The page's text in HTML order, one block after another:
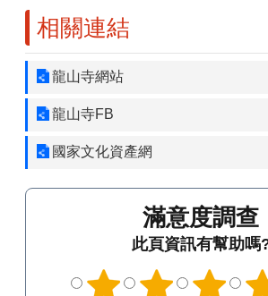
相關連結
龍山寺網站
龍山寺FB
國家文化資產網
滿意度調查
此頁資訊有幫助嗎